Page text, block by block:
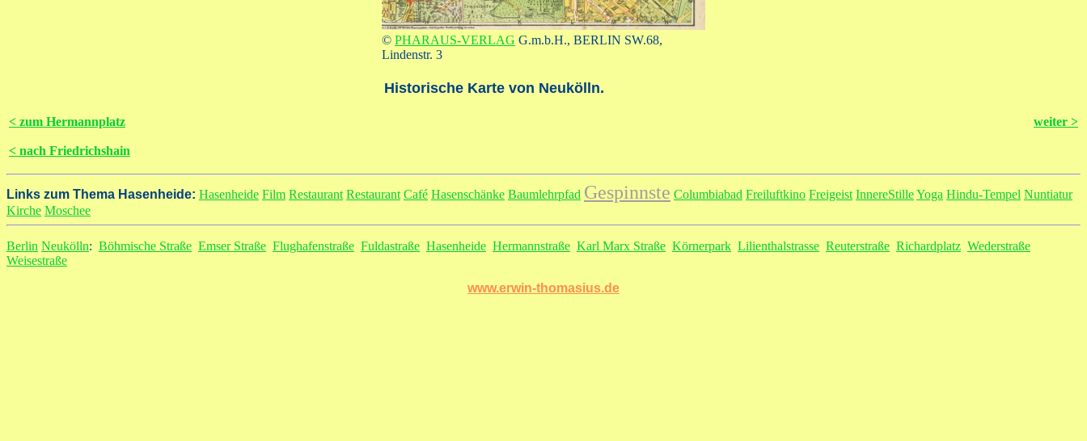
© PHARAUS-VERLAG G.m.b.H., BERLIN SW.68,
Lindenstr. 3
Historische Karte von Neukölln.
< zum Hermannplatz
< nach Friedrichshain
weiter >
Links zum Thema Hasenheide: Hasenheide Film Restaurant Restaurant Café Hasenschänke Baumlehrpfad Gespinnste Columbiabad Freiluftkino Freigeist InnereStilleYoga Hindu-Tempel Nuntiatur
Kirche Moschee
Berlin Neukölln: Böhmische Straße Emser Straße Flughafenstraße Fuldastraße Hasenheide Hermannstraße Karl Marx Straße Körnerpark Lilienthalstrasse Reuterstraße Richardplatz Wederstraße
Weisestraße
www.erwin-thomasius.de